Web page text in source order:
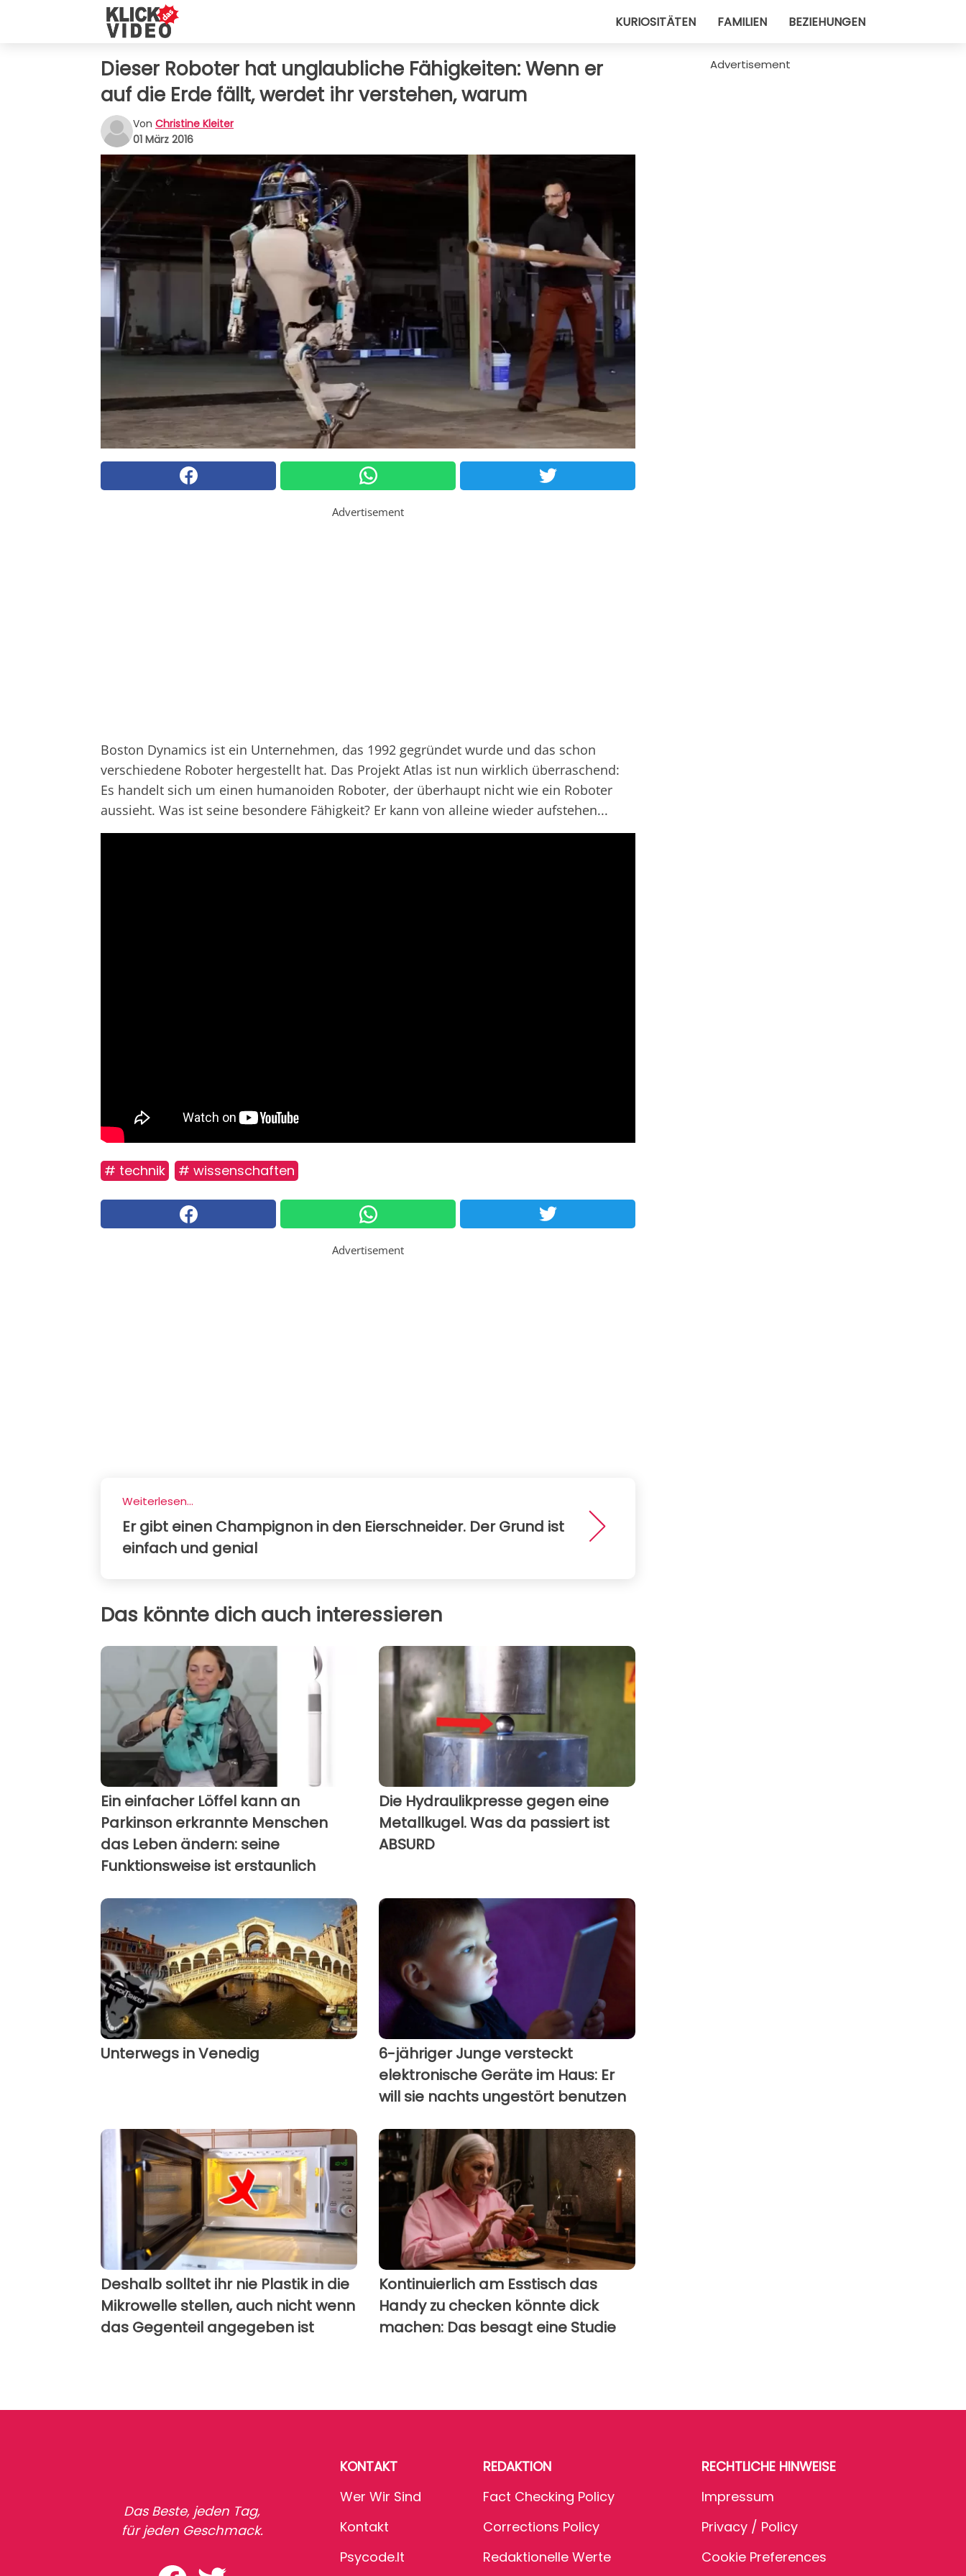
KURIOSITÄTEN FAMILIEN BEZIEHUNGEN
Dieser Roboter hat unglaubliche Fähigkeiten: Wenn er
auf die Erde fällt, werdet ihr verstehen, warum
Von Christine Kleiter
01 März 2016
Advertisement
Boston Dynamics ist ein Unternehmen, das 1992 gegründet wurde und das schon
verschiedene Roboter hergestellt hat. Das Projekt Atlas ist nun wirklich überraschend:
Es handelt sich um einen humanoiden Roboter, der überhaupt nicht wie ein Roboter
aussieht. Was ist seine besondere Fähigkeit? Er kann von alleine wieder aufstehen...
# technik # wissenschaften
Advertisement
Weiterlesen...
Er gibt einen Champignon in den Eierschneider. Der Grund ist
einfach und genial
Das könnte dich auch interessieren
Ein einfacher Löffel kann an
Parkinson erkrannte Menschen
das Leben ändern: seine
Funktionsweise ist erstaunlich
Die Hydraulikpresse gegen eine
Metallkugel. Was da passiert ist
ABSURD
Unterwegs in Venedig
6-jähriger Junge versteckt
elektronische Geräte im Haus: Er
will sie nachts ungestört benutzen
Deshalb solltet ihr nie Plastik in die
Mikrowelle stellen, auch nicht wenn
das Gegenteil angegeben ist
Kontinuierlich am Esstisch das
Handy zu checken könnte dick
machen: Das besagt eine Studie
Advertisement
Das Beste, jeden Tag,
für jeden Geschmack.
KONTAKT
Wer Wir Sind
Kontakt
Psycode.it
REDAKTION
Fact Checking Policy
Corrections Policy
Redaktionelle Werte
RECHTLICHE HINWEISE
Impressum
Privacy / Policy
Cookie Preferences